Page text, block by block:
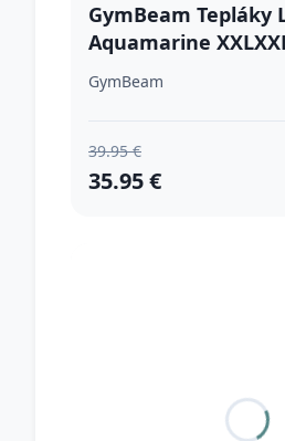
GymBeam Tepláky
Aquamarine
GymBeam
39.95 €
35.95 €